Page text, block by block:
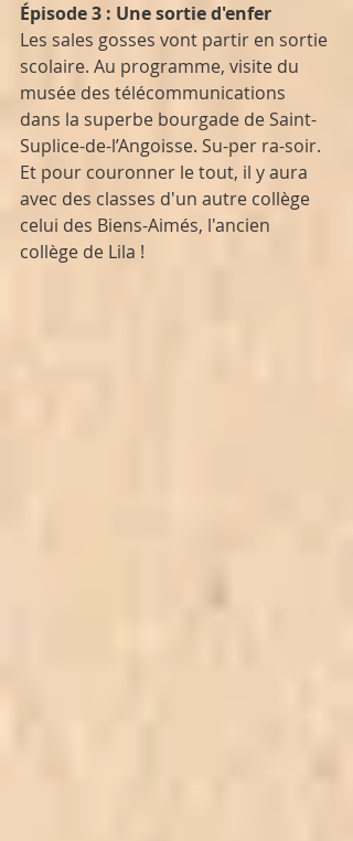
Épisode 3 : Une sortie d'enfer
Les sales gosses vont partir en sortie
scolaire. Au programme, visite du
musée des télécommunications
dans la superbe bourgade de Saint-
Suplice-de-l’Angoisse. Su-per ra-soir.
Et pour couronner le tout, il y aura
avec des classes d'un autre collège
celui des Biens-Aimés, l'ancien
collège de Lila !